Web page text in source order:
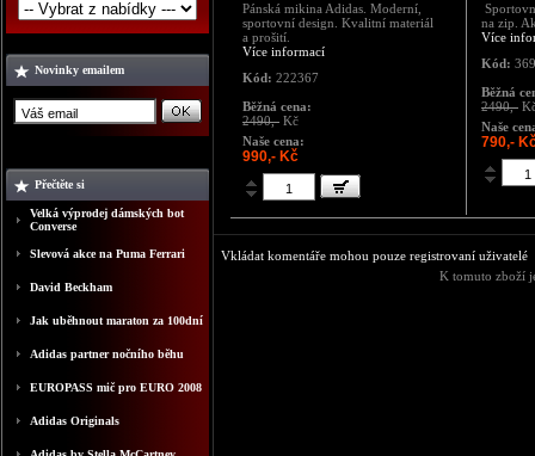
Novinky emailem
Přečtěte si
Velká výprodej dámských bot
Converse
Slevová akce na Puma Ferrari
David Beckham
Jak uběhnout maraton za 100dní
Adidas partner nočního běhu
EUROPASS mič pro EURO 2008
Adidas Originals
Pánská mikina Adidas. Moderní,
sportovní design. Kvalitní materiál
a prošití.
Více informací
Kód: 222367
Běžná cena:
2490,- Kč
Naše cena:
990,- Kč
na zip.
Více
Kód:
Běžná
2490,-
Naše
790,-
Vkládat komentáře mohou pouze registrovaní uživatelé
K tomuto zboží